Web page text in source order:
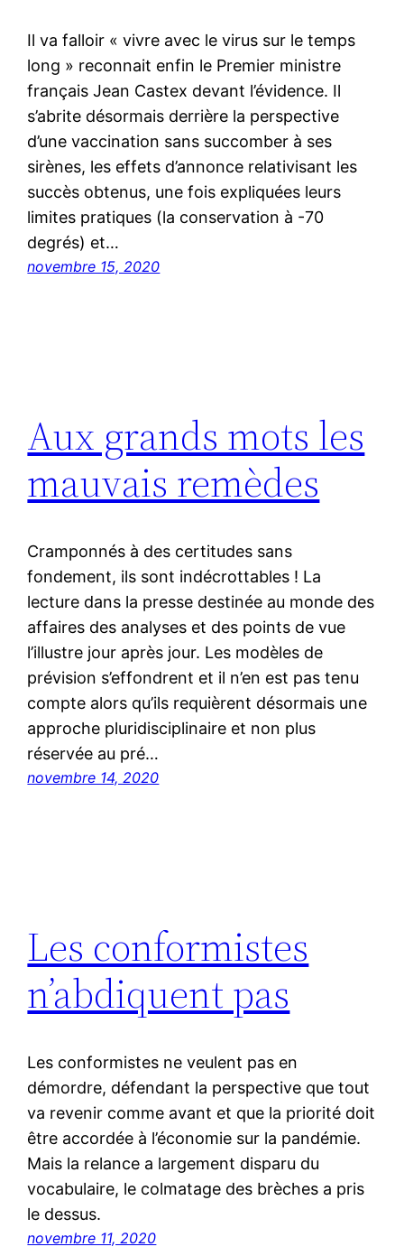
Il va falloir « vivre avec le virus sur le temps
long » reconnait enfin le Premier ministre
français Jean Castex devant l’évidence. Il
s’abrite désormais derrière la perspective
d’une vaccination sans succomber à ses
sirènes, les effets d’annonce relativisant les
succès obtenus, une fois expliquées leurs
limites pratiques (la conservation à -70
degrés) et…
novembre 15, 2020
Aux grands mots les
mauvais remèdes
Cramponnés à des certitudes sans
fondement, ils sont indécrottables ! La
lecture dans la presse destinée au monde des
affaires des analyses et des points de vue
l’illustre jour après jour. Les modèles de
prévision s’effondrent et il n’en est pas tenu
compte alors qu’ils requièrent désormais une
approche pluridisciplinaire et non plus
réservée au pré…
novembre 14, 2020
Les conformistes
n’abdiquent pas
Les conformistes ne veulent pas en
démordre, défendant la perspective que tout
va revenir comme avant et que la priorité doit
être accordée à l’économie sur la pandémie.
Mais la relance a largement disparu du
vocabulaire, le colmatage des brèches a pris
le dessus.
novembre 11, 2020